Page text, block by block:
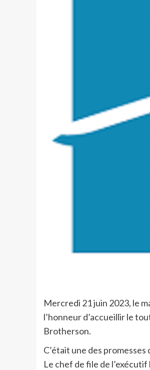
Mercredi 21 juin 2023, le
l’honneur d’accueillir le
Brotherson.
C’était une des
Le chef de file de